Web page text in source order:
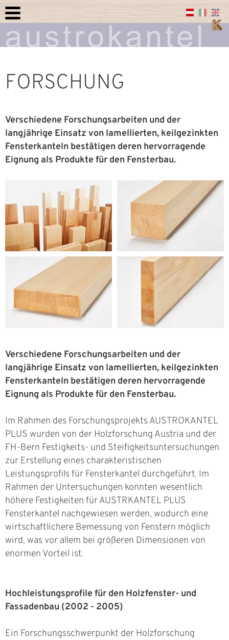
FORSCHUNG
Verschiedene Forschungsarbeiten und der
langjährige Einsatz von lamellierten, keilgezinkten
Fensterkanteln bestätigen deren hervorragende
Eignung als Produkte für den Fensterbau.
Verschiedene Forschungsarbeiten und der
langjährige Einsatz von lamellierten, keilgezinkten
Fensterkanteln bestätigen deren hervorragende
Eignung als Produkte für den Fensterbau.
Im Rahmen des Forschungsprojekts AUSTROKANTEL
PLUS wurden von der Holzforschung Austria und der
FH-Bern Festigkeits- und Steifigkeitsuntersuchungen
zur Erstellung eines charakteristischen
Leistungsprofils für Fensterkantel durchgeführt. Im
Rahmen der Untersuchungen konnten wesentlich
höhere Festigkeiten für AUSTRKANTEL PLUS
Fensterkantel nachgewiesen werden, wodurch eine
wirtschaftlichere Bemessung von Fenstern möglich
wird, was vor allem bei größeren Dimensionen von
enormen Vorteil ist.
Hochleistungsprofile für den Holzfenster- und
Fassadenbau (2002 - 2005)
Ein Forschungsschwerpunkt der Holzforschung